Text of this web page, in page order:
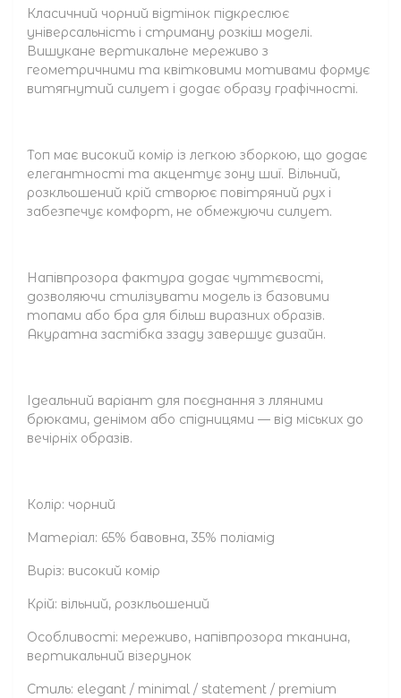
Класичний чорний відтінок підкреслює
універсальність і стриману розкіш моделі.
Вишукане вертикальне мереживо з
геометричними та квітковими мотивами формує
витягнутий силует і додає образу графічності.
Топ має високий комір із легкою зборкою, що додає
елегантності та акцентує зону шиї. Вільний,
розкльошений крій створює повітряний рух і
забезпечує комфорт, не обмежуючи силует.
Напівпрозора фактура додає чуттєвості,
дозволяючи стилізувати модель із базовими
топами або бра для більш виразних образів.
Акуратна застібка ззаду завершує дизайн.
Ідеальний варіант для поєднання з лляними
брюками, денімом або спідницями — від міських до
вечірніх образів.
Колір: чорний
Матеріал: 65% бавовна, 35% поліамід
Виріз: високий комір
Крій: вільний, розкльошений
Особливості: мереживо, напівпрозора тканина,
вертикальний візерунок
Стиль: elegant / minimal / statement / premium